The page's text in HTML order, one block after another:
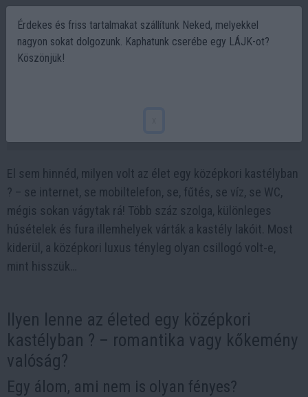
El sem hinnéd, milyen volt az élet egy középkori kastélyban
? – se internet, se mobiltelefon, se, fűtés, se víz, se WC,
mégis sokan vágytak rá! Több száz szolga, különleges
húsételek és fura illemhelyek várták a kastély lakóit. Most
kiderül, a középkori luxus tényleg olyan csillogó volt-e,
mint hisszük…
Ilyen lenne az életed egy középkori
kastélyban ? – romantika vagy kőkemény
valóság?
Egy álom, ami nem is olyan fényes?
Érdekes és friss tartalmakat szállítunk Neked, melyekkel
nagyon sokat dolgozunk. Kaphatunk cserébe egy LÁJK-ot?
Köszönjük!